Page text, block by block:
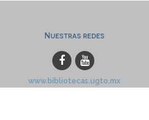
Nuestras redes
www.bibliotecas.ugto.mx